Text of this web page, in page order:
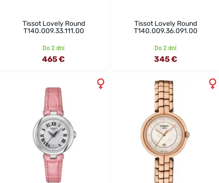
Tissot Lovely Round
T140.009.33.111.00
Do 2 dní
465 €
Tissot Lovely Round
T140.009.36.091.00
Do 2 dní
345 €